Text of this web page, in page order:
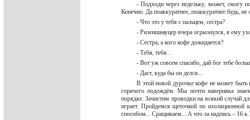
- Подходи через недельку, может, смогу
Конечно. Да поаккуратнее, поаккуратнее будь, не
- Что это у тебя с пальцем, сестра?
- Ризеншнауцер вчера огрызнулся, я ему
- Сестра, а кого кофе дожидается?
- Тебя, тебя...
- Вот уж совсем спасибо, дай бог тебе
- Даст, куда бы он делся...
В этой новой дурочке кофе не может
горячего подождём. Мы почти наверняка
порядке. Зачистим проводки на всякий случай
играет. Пройдемся щеточкой по изоляционной
способом... Сращиваем... А что за надпись – 16